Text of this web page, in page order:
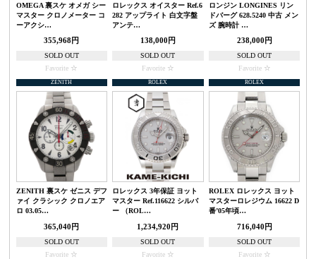
OMEGA 裏スケ オメガ シー
マスター クロノメーター コ
ーアクシ…
355,968円
SOLD OUT
Favorite
ロレックス オイスター Ref.6
282 アップライト 白文字盤
アンテ…
138,000円
SOLD OUT
Favorite
ロンジン LONGINES リン
ドバーグ 628.5240 中古 メン
ズ 腕時計 …
238,000円
SOLD OUT
Favorite
ZENITH
ZENITH 裏スケ ゼニス デフ
ァイ クラシック クロノエア
ロ 03.05…
365,040円
SOLD OUT
Favorite
ROLEX
ロレックス 3年保証 ヨット
マスター Ref.116622 シルバ
ー （ROL…
1,234,920円
SOLD OUT
Favorite
ROLEX
ROLEX ロレックス ヨット
マスターロレジウム 16622 D
番’05年頃…
716,040円
SOLD OUT
Favorite